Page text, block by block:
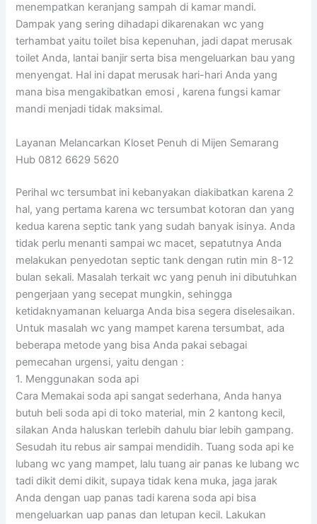
menempatkan keranjang sampah di kamar mandi.
Dampak yang sering dihadapi dikarenakan wc yang
terhambat yaitu toilet bisa kepenuhan, jadi dapat merusak
toilet Anda, lantai banjir serta bisa mengeluarkan bau yang
menyengat. Hal ini dapat merusak hari-hari Anda yang
mana bisa mengakibatkan emosi , karena fungsi kamar
mandi menjadi tidak maksimal.
Layanan Melancarkan Kloset Penuh di Mijen Semarang
Hub 0812 6629 5620
Perihal wc tersumbat ini kebanyakan diakibatkan karena 2
hal, yang pertama karena wc tersumbat kotoran dan yang
kedua karena septic tank yang sudah banyak isinya. Anda
tidak perlu menanti sampai wc macet, sepatutnya Anda
melakukan penyedotan septic tank dengan rutin min 8-12
bulan sekali. Masalah terkait wc yang penuh ini dibutuhkan
pengerjaan yang secepat mungkin, sehingga
ketidaknyamanan keluarga Anda bisa segera diselesaikan.
Untuk masalah wc yang mampet karena tersumbat, ada
beberapa metode yang bisa Anda pakai sebagai
pemecahan urgensi, yaitu dengan :
1. Menggunakan soda api
Cara Memakai soda api sangat sederhana, Anda hanya
butuh beli soda api di toko material, min 2 kantong kecil,
silakan Anda haluskan terlebih dahulu biar lebih gampang.
Sesudah itu rebus air sampai mendidih. Tuang soda api ke
lubang wc yang mampet, lalu tuang air panas ke lubang wc
tadi dikit demi dikit, supaya tidak kena muka, jaga jarak
Anda dengan uap panas tadi karena soda api bisa
mengeluarkan uap panas dan letupan kecil. Lakukan